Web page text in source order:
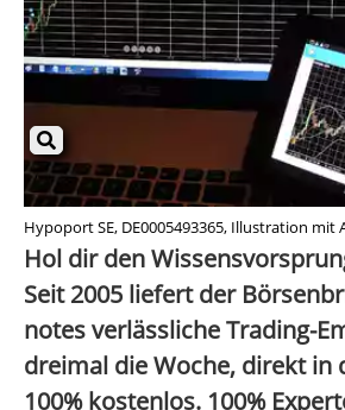
Hypoport SE, DE0005493365, Illustration mit
Hol dir den
Seit 2005 liefert der
notes verlässliche Trading-
dreimal die Woche, direkt in
100% kostenlos. 100%